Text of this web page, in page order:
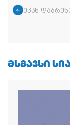
უკან
ᲛᲡᲒᲐᲕᲡᲘ